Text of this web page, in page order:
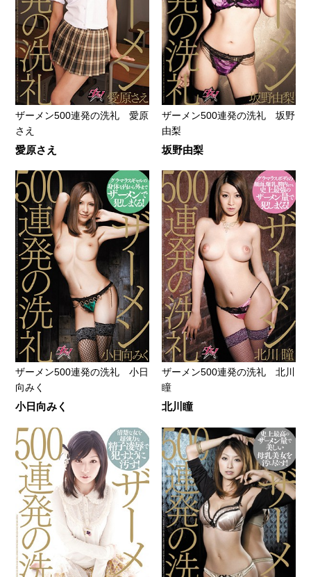
ザーメン500連発の洗礼 愛原
さえ
愛原さえ
ザーメン500連発の洗礼 坂野
由梨
坂野由梨
ザーメン500連発の洗礼 小日
向みく
小日向みく
ザーメン500連発の洗礼 北川
瞳
北川瞳